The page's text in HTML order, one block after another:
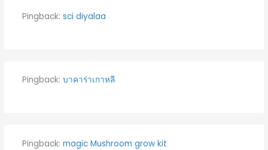
Pingback: sci diyalaa
Pingback: บาคาร่าเกาหลี
Pingback: magic Mushroom grow kit